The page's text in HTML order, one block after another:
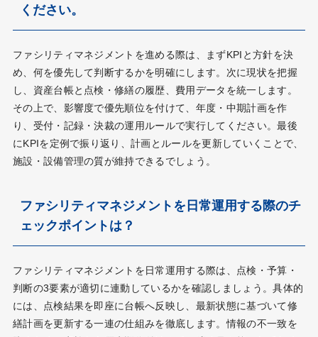
ください。
ファシリティマネジメントを進める際は、まずKPIと方針を決
め、何を優先して判断するかを明確にします。次に現状を把握
し、資産台帳と点検・修繕の履歴、費用データを統一します。
その上で、影響度で優先順位を付けて、年度・中期計画を作
り、受付・記録・決裁の運用ルールで実行してください。最後
にKPIを定例で振り返り、計画とルールを更新していくことで、
施設・設備管理の質が維持できるでしょう。
ファシリティマネジメントを日常運用する際のチ
ェックポイントは？
ファシリティマネジメントを日常運用する際は、点検・予算・
判断の3要素が適切に連動しているかを確認しましょう。具体的
には、点検結果を即座に台帳へ反映し、最新状態に基づいて修
繕計画を更新する一連の仕組みを徹底します。情報の不一致を